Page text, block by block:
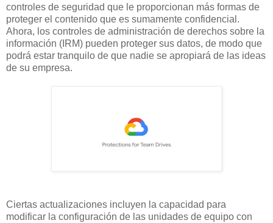
controles de seguridad que le proporcionan más formas de
proteger el contenido que es sumamente confidencial.
Ahora, los controles de administración de derechos sobre la
información (IRM) pueden proteger sus datos, de modo que
podrá estar tranquilo de que nadie se apropiará de las ideas
de su empresa.
Ciertas actualizaciones incluyen la capacidad para
modificar la configuración de las unidades de equipo con